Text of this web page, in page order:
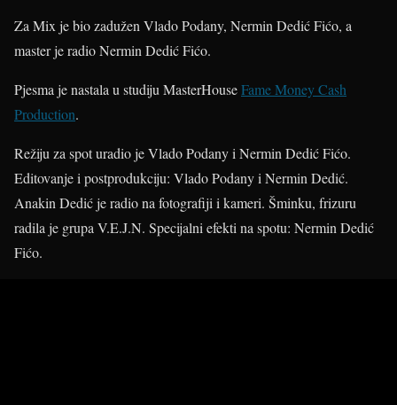
Za Mix je bio zadužen Vlado Podany, Nermin Dedić Fićo, a
master je radio Nermin Dedić Fićo.
Pjesma je nastala u studiju MasterHouseFame Money Cash
Production.
Režiju za spot uradio je Vlado Podany i Nermin Dedić Fićo.
Editovanje i postprodukciju: Vlado Podany i Nermin Dedić.
Anakin Dedić je radio na fotografiji i kameri. Šminku, frizuru
radila je grupa V.E.J.N. Specijalni efekti na spotu: Nermin Dedić
Fićo.